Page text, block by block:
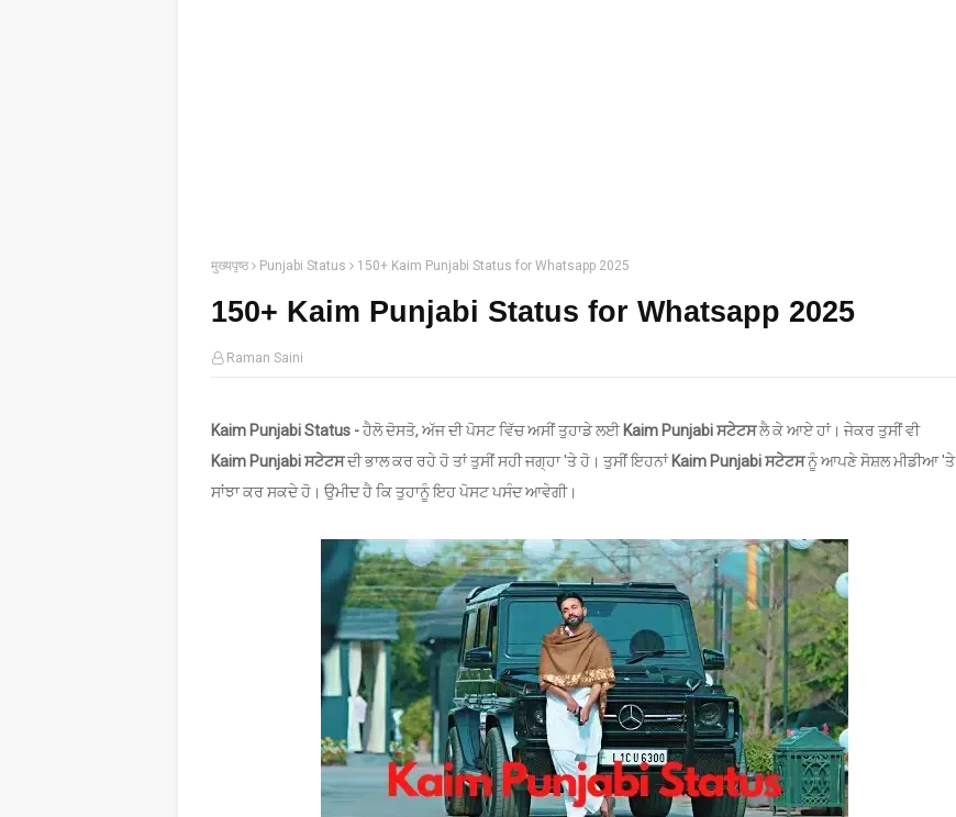
मुख्यपृष्ठ Punjabi Status 150+ Kaim Punjabi Status for Whatsapp 2025
150+ Kaim Punjabi Status for Whatsapp 2025
Raman Saini
Kaim Punjabi Status -ਹੈਲੋ ਦੋਸਤੋ, ਅੱਜ ਦੀ ਪੋਸਟ ਵਿੱਚ ਅਸੀਂ ਤੁਹਾਡੇ ਲਈ Kaim Punjabi ਸਟੇਟਸਲੈ ਕੇ ਆਏ ਹਾਂ। ਜੇਕਰ ਤੁਸੀਂ ਵੀ
Kaim Punjabi ਸਟੇਟਸਦੀ ਭਾਲ ਕਰ ਰਹੇ ਹੋ ਤਾਂ ਤੁਸੀਂ ਸਹੀ ਜਗ੍ਹਾ 'ਤੇ ਹੋ। ਤੁਸੀਂ ਇਹਨਾਂ Kaim Punjabi ਸਟੇਟਸਨੂੰ ਆਪਣੇ ਸੋਸ਼ਲ ਮੀਡੀਆ 'ਤੇ
ਸਾਂਝਾ ਕਰ ਸਕਦੇ ਹੋ। ਉਮੀਦ ਹੈ ਕਿ ਤੁਹਾਨੂੰ ਇਹ ਪੋਸਟ ਪਸੰਦ ਆਵੇਗੀ।